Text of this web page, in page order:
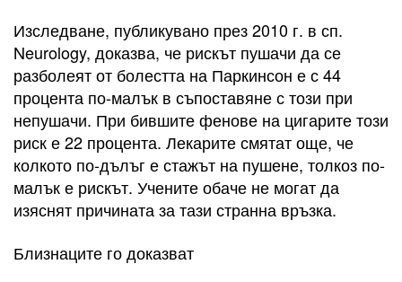
Изследване, публикувано през 2010 г. в сп.
Neurology, доказва, че рискът пушачи да се
разболеят от болестта на Паркинсон е с 44
процента по-малък в съпоставяне с този при
непушачи. При бившите фенове на цигарите този
риск е 22 процента. Лекарите смятат още, че
колкото по-дълъг е стажът на пушене, толкоз по-
малък е рискът. Учените обаче не могат да
изяснят причината за тази странна връзка.
Близнаците го доказват